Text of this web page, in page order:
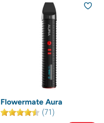
Flowermate Aura
(71)